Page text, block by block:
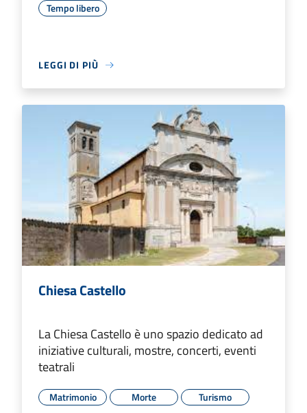
Tempo libero
LEGGI DI PIÙ
Chiesa Castello
La Chiesa Castello è uno spazio dedicato ad
iniziative culturali, mostre, concerti, eventi
teatrali
Matrimonio Morte Turismo